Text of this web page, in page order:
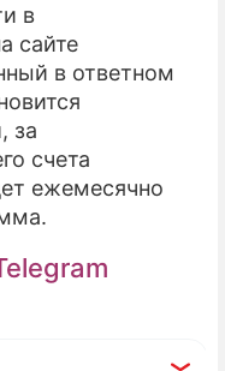
ПРЕСС-РЕЛИЗЫ
О ПРОЕКТЕ
в
сайте
в ответном
за
счета
ежемесячно